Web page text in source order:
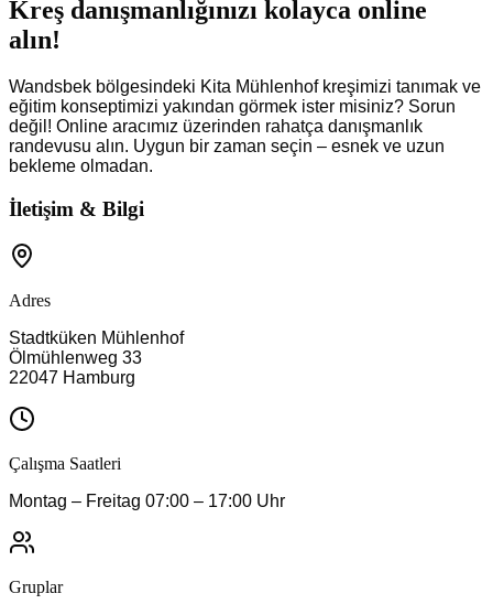
Kreş danışmanlığınızı kolayca online
alın!
Wandsbek bölgesindeki Kita Mühlenhof kreşimizi tanımak ve
eğitim konseptimizi yakından görmek ister misiniz? Sorun
değil! Online aracımız üzerinden rahatça danışmanlık
randevusu alın. Uygun bir zaman seçin – esnek ve uzun
bekleme olmadan.
İletişim & Bilgi
Adres
Stadtküken Mühlenhof
Ölmühlenweg 33
22047 Hamburg
Çalışma Saatleri
Montag – Freitag 07:00 – 17:00 Uhr
Gruplar